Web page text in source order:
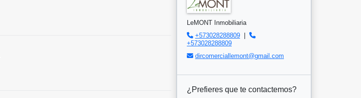
LeMONT Inmobiliaria
+573028288809
+573028288809
dircomerciallemont@gmail.com
¿Prefieres que te contactemos?